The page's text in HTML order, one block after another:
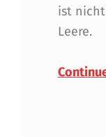
ist
Leere.